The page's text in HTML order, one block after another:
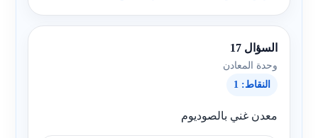
السؤال 17
وحدة المعادن
النقاط: 1
معدن غني بالصوديوم